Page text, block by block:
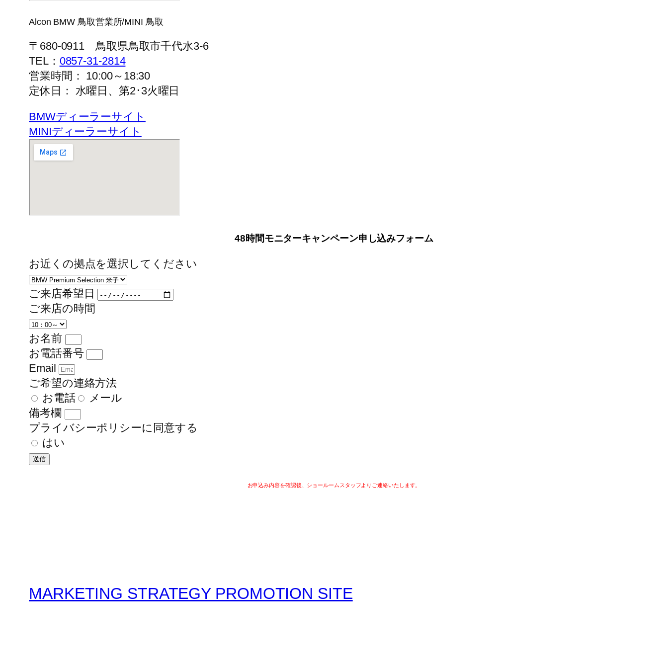
Alcon BMW 鳥取営業所/MINI 鳥取
〒680-0911 鳥取県鳥取市千代水3-6
TEL： 0857-31-2814
営業時間： 10:00～18:30
定休日： 水曜日、第2･3火曜日
BMWディーラーサイト
MINIディーラーサイト
48時間モニターキャンペーン申し込みフォーム
お近くの拠点を選択してください
ご来店希望日
ご来店の時間
お名前
お電話番号
Email
ご希望の連絡方法
お電話
メール
備考欄
プライバシーポリシーに同意する
はい
送信
お申込み内容を確認後、ショールームスタッフよりご連絡いたします。
MARKETING STRATEGY PROMOTION SITE